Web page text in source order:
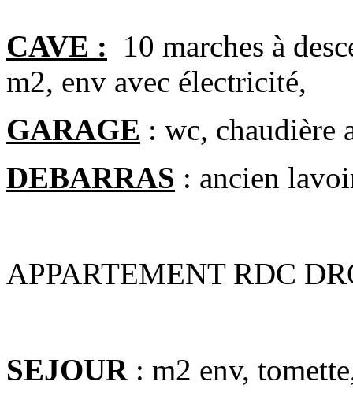
CAVE : 10 marches à
m2, env avec électricité,
GARAGE : wc, chaudière
DEBARRAS : ancien
APPARTEMENT RDC
SEJOUR: m2 env,